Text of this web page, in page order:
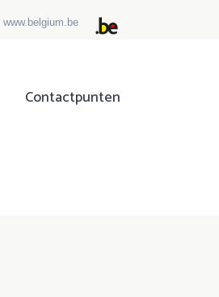
www.belgium.be
Contactpunten